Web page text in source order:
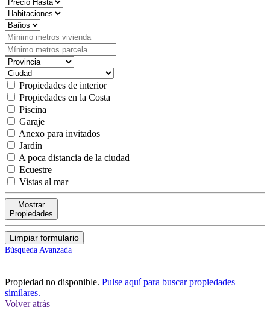
Propiedades de interior
Propiedades en la Costa
Piscina
Garaje
Anexo para invitados
Jardín
A poca distancia de la ciudad
Ecuestre
Vistas al mar
Mostrar
Propiedades
Limpiar formulario
Búsqueda Avanzada
Propiedad no disponible. Pulse aquí para buscar propiedades
similares.
Volver atrás